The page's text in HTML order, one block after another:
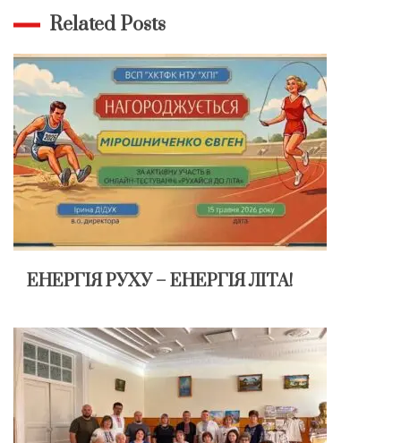
Related Posts
ЕНЕРГІЯ РУХУ – ЕНЕРГІЯ ЛІТА!